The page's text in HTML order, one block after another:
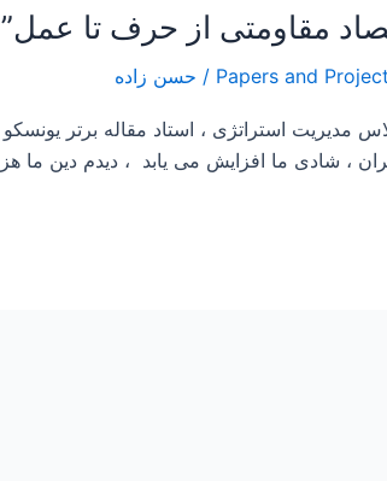
/ حسن زاده
که در کلاس مدیریت استراتژی ، استاد
، شادی ما افزایش می یابد ، دیدم دین ما